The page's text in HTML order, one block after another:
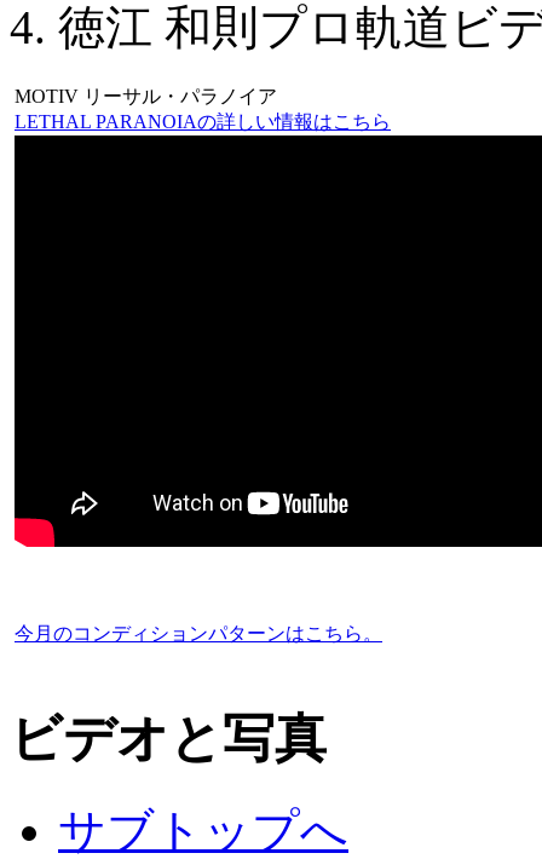
徳江 和則プロ軌道ビ
MOTIV リーサル・パラノイア
LETHAL PARANOIAの詳しい情報はこちら
今月のコンディションパターンはこちら。
ビデオと写真
サブトップへ